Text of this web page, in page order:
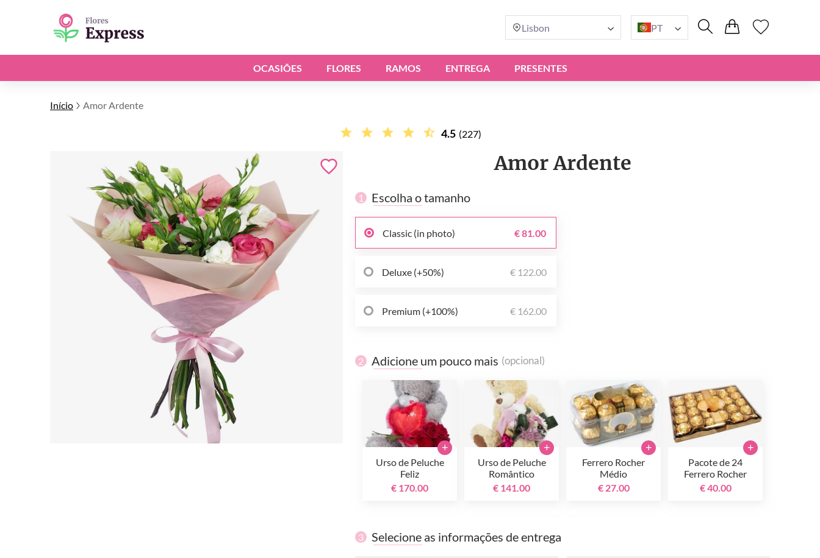
Lisbon PT
OCASIÕES FLORES RAMOS ENTREGA PRESENTES
Início Amor Ardente
4.5 (227)
Amor Ardente
1 Escolha o tamanho
Classic (in photo) € 81.00
Deluxe (+50%) € 122.00
Premium (+100%) € 162.00
2 Adicione um pouco mais (opcional)
Urso de Peluche
Feliz
€ 170.00
+
Urso de Peluche
Romântico
€ 141.00
+
Ferrero Rocher
Médio
€ 27.00
+
Pacote de 24
Ferrero Rocher
€ 40.00
+
3 Selecione as informações de entrega